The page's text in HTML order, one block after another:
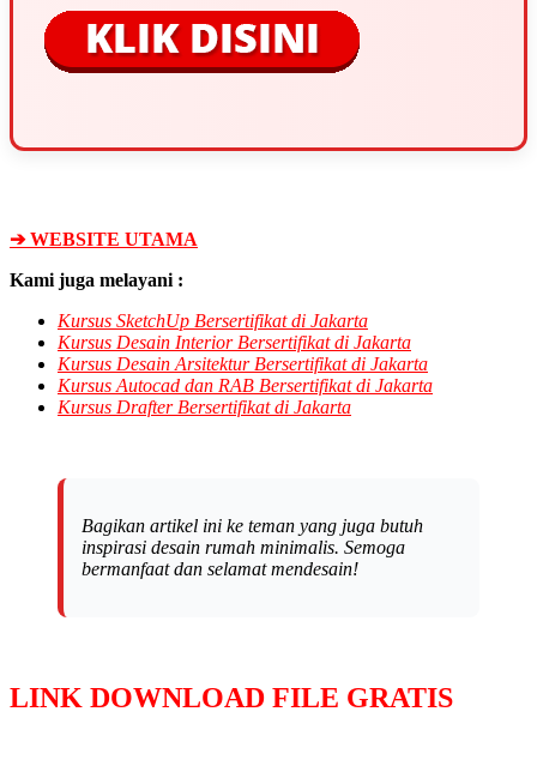
➔ WEBSITE UTAMA
Kami juga melayani :
Kursus SketchUp Bersertifikat di Jakarta
Kursus Desain InteriorBersertifikat di Jakarta
Kursus Desain ArsitekturBersertifikat di Jakarta
Kursus Autocad dan RAB Bersertifikat di Jakarta
Kursus DrafterBersertifikat di Jakarta
Bagikan artikel ini ke teman yang juga butuh
inspirasi desain rumah minimalis. Semoga
bermanfaat dan selamat mendesain!
LINK DOWNLOAD FILE GRATIS